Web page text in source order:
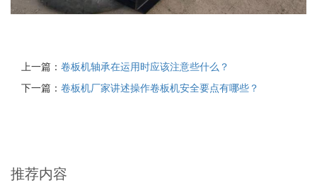
上一篇： 卷板机轴承在运用时应该注意些什么？
下一篇： 卷板机厂家讲述操作卷板机安全要点有哪些？
推荐内容